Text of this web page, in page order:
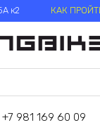
к2 КАК
+7 981 169 60 09